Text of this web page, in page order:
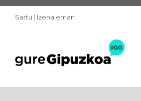
Sartu | Izena eman